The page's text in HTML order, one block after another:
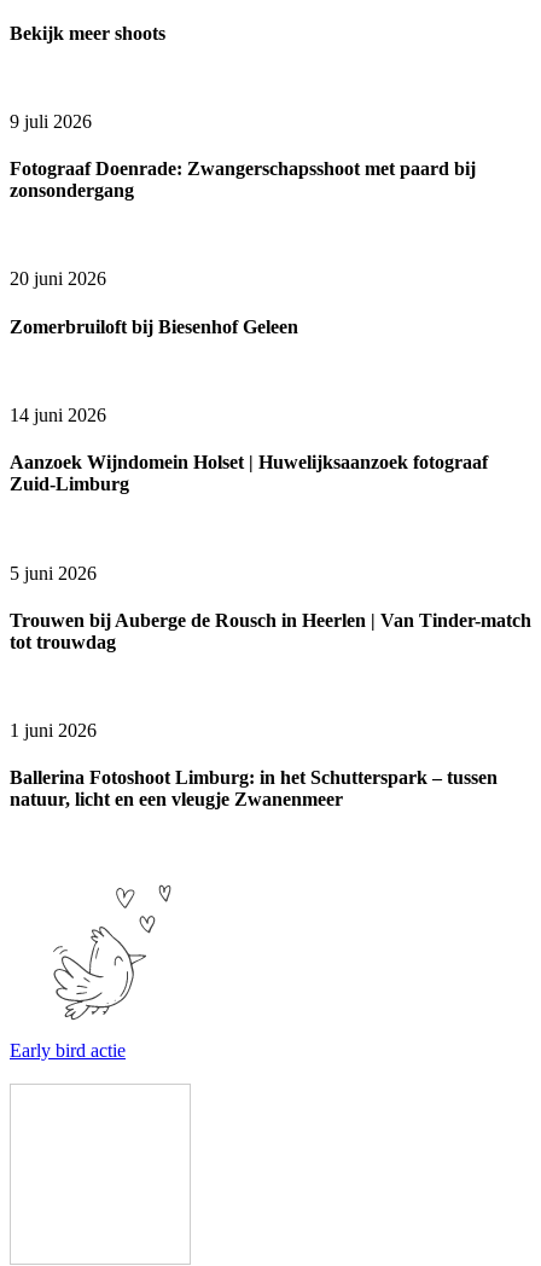
Bekijk meer shoots
9 juli 2026
Fotograaf Doenrade: Zwangerschapsshoot met paard bij
zonsondergang
20 juni 2026
Zomerbruiloft bij Biesenhof Geleen
14 juni 2026
Aanzoek Wijndomein Holset | Huwelijksaanzoek fotograaf
Zuid-Limburg
5 juni 2026
Trouwen bij Auberge de Rousch in Heerlen | Van Tinder-match
tot trouwdag
1 juni 2026
Ballerina Fotoshoot Limburg: in het Schutterspark – tussen
natuur, licht en een vleugje Zwanenmeer
Early bird actie